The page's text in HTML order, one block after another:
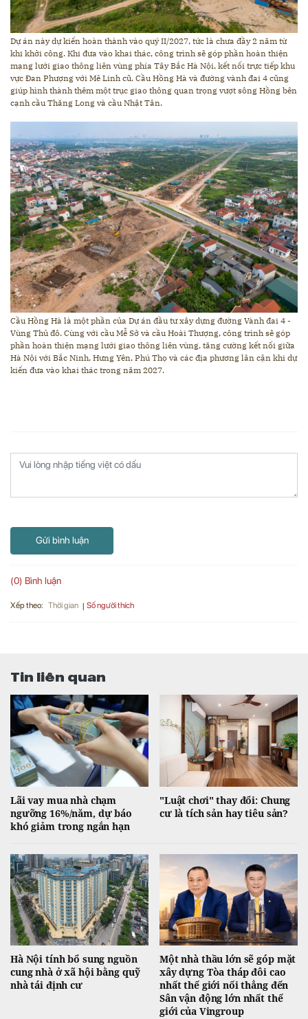
Dự án này dự kiến hoàn thành vào quý II/2027, tức là chưa đầy 2 năm từ
khi khởi công. Khi đưa vào khai thác, công trình sẽ góp phần hoàn thiện
mạng lưới giao thông liên vùng phía Tây Bắc Hà Nội, kết nối trực tiếp khu
vực Đan Phượng với Mê Linh cũ. Cầu Hồng Hà và đường vành đai 4 cũng
giúp hình thành thêm một trục giao thông quan trọng vượt sông Hồng bên
cạnh cầu Thăng Long và cầu Nhật Tân.
Cầu Hồng Hà là một phần của Dự án đầu tư xây dựng đường Vành đai 4 -
Vùng Thủ đô. Cùng với cầu Mễ Sở và cầu Hoài Thượng, công trình sẽ góp
phần hoàn thiện mạng lưới giao thông liên vùng, tăng cường kết nối giữa
Hà Nội với Bắc Ninh, Hưng Yên, Phú Thọ và các địa phương lân cận khi dự
kiến đưa vào khai thác trong năm 2027.
Gửi bình luận
(0) Bình luận
Xếp theo: Thời gian Số người thích
Tin liên quan
Lãi vay mua nhà chạm
ngưỡng 16%/năm, dự báo
khó giảm trong ngắn hạn
"Luật chơi" thay đổi: Chung
cư là tích sản hay tiêu sản?
Hà Nội tính bổ sung nguồn
cung nhà ở xã hội bằng quỹ
nhà tái định cư
Một nhà thầu lớn sẽ góp mặt
xây dựng Tòa tháp đôi cao
nhất thế giới nối thẳng đến
Sân vận động lớn nhất thế
giới của Vingroup